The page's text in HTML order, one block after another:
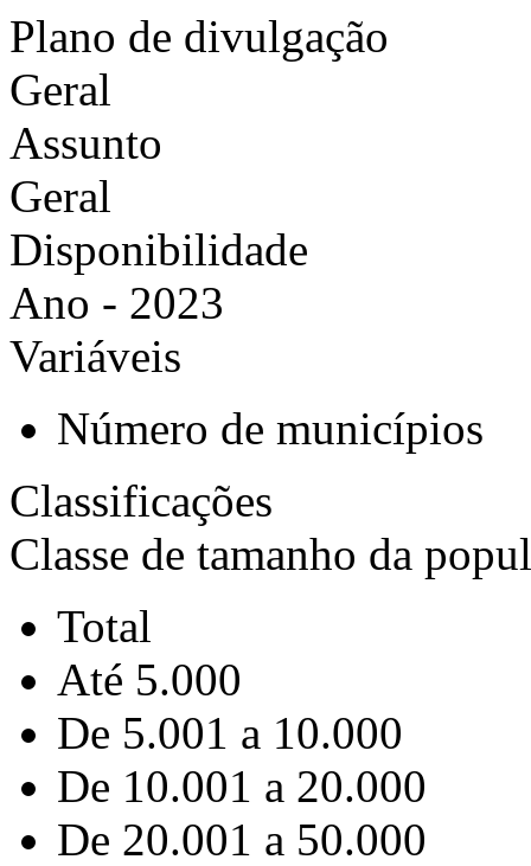
Plano de divulgação
Geral
Assunto
Geral
Disponibilidade
Ano - 2023
Variáveis
Número de municípios
Classificações
Classe de tamanho da
Total
Até 5.000
De 5.001 a 10.000
De 10.001 a 20.000
De 20.001 a 50.000